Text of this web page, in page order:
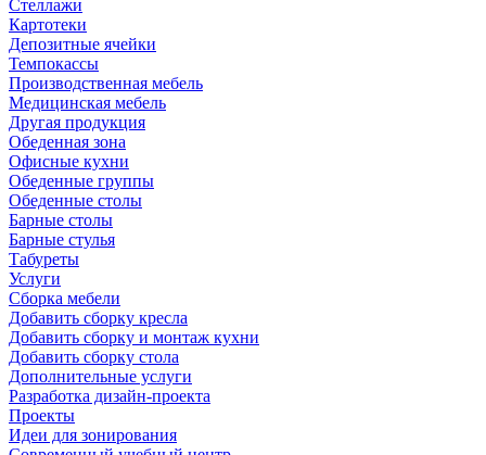
Стеллажи
Картотеки
Депозитные ячейки
Темпокассы
Производственная мебель
Медицинская мебель
Другая продукция
Обеденная зона
Офисные кухни
Обеденные группы
Обеденные столы
Барные столы
Барные стулья
Табуреты
Услуги
Сборка мебели
Добавить сборку кресла
Добавить сборку и монтаж кухни
Добавить сборку стола
Дополнительные услуги
Разработка дизайн-проекта
Проекты
Идеи для зонирования